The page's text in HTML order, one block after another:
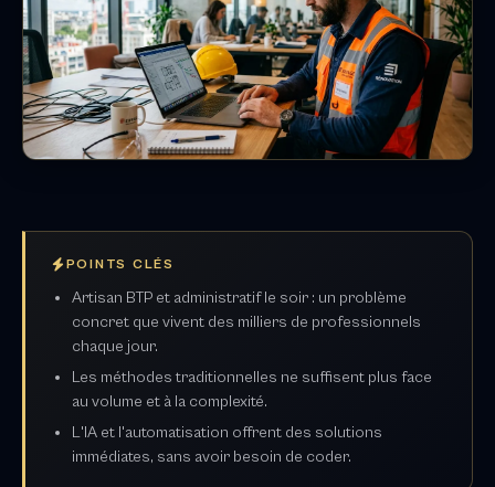
POINTS CLÉS
Artisan BTP et administratif le soir : un problème
concret que vivent des milliers de professionnels
chaque jour.
Les méthodes traditionnelles ne suffisent plus face
au volume et à la complexité.
L'IA et l'automatisation offrent des solutions
immédiates, sans avoir besoin de coder.